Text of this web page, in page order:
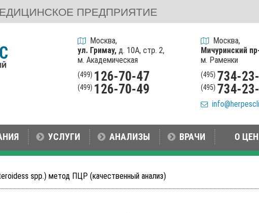
ПРЕДПРИЯТИЕ
Москва,
ул. Гримау,д. 10А, стр. 2,
м. Академическая
(499) 126-70-47
(499) 126-70-49
Москва,
Мичуринский
м. Раменки
(495) 734-
(495) 734-
УСЛУГИ АНАЛИЗЫ ВРАЧИ О
spp.) метод ПЦР (качественный анализ)